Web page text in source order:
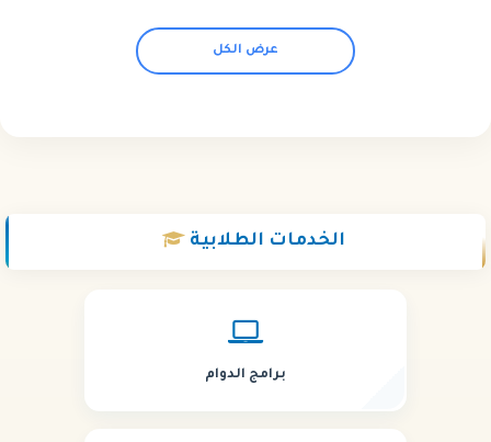
عرض الكل
الخدمات الطلابية
برامج الدوام